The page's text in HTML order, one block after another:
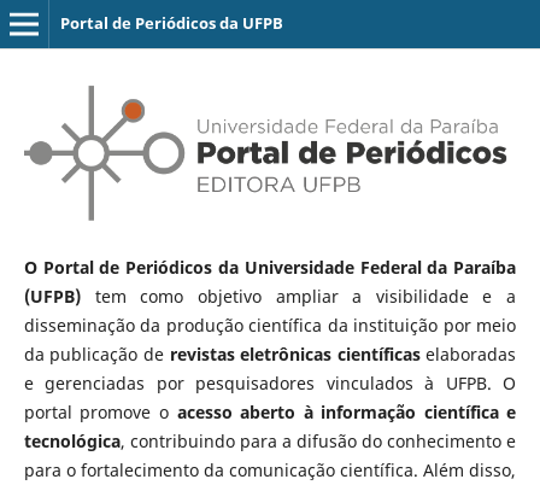
Portal de Periódicos da UFPB
O Portal de Periódicos da Universidade Federal da Paraíba
(UFPB)tem como objetivo ampliar a visibilidade e a
disseminação da produção científica da instituição por meio
da publicação de revistas eletrônicas científicaselaboradas
e gerenciadas por pesquisadores vinculados à UFPB. O
portal promove o acesso aberto à informação científica e
tecnológica, contribuindo para a difusão do conhecimento e
para o fortalecimento da comunicação científica. Além disso,